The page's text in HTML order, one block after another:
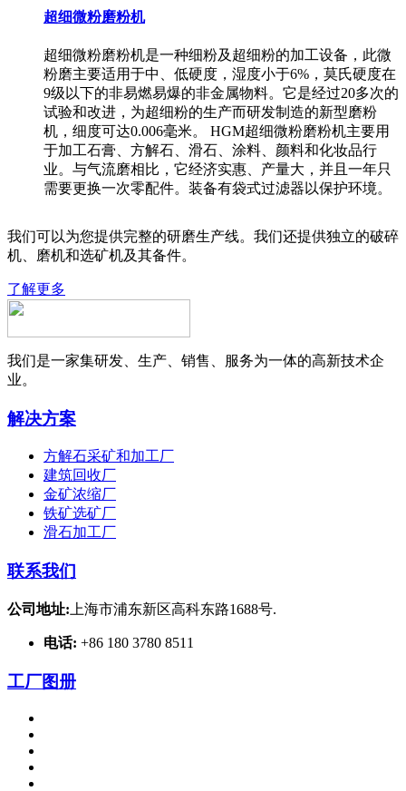
超细微粉磨粉机
超细微粉磨粉机是一种细粉及超细粉的加工设备，此微
粉磨主要适用于中、低硬度，湿度小于6%，莫氏硬度在
9级以下的非易燃易爆的非金属物料。它是经过20多次的
试验和改进，为超细粉的生产而研发制造的新型磨粉
机，细度可达0.006毫米。 HGM超细微粉磨粉机主要用
于加工石膏、方解石、滑石、涂料、颜料和化妆品行
业。与气流磨相比，它经济实惠、产量大，并且一年只
需要更换一次零配件。装备有袋式过滤器以保护环境。
我们可以为您提供完整的研磨生产线。我们还提供独立的破碎
机、磨机和选矿机及其备件。
了解更多
我们是一家集研发、生产、销售、服务为一体的高新技术企
业。
解决方案
方解石采矿和加工厂
建筑回收厂
金矿浓缩厂
铁矿选矿厂
滑石加工厂
联系我们
公司地址: 上海市浦东新区高科东路1688号.
电话: +86 180 3780 8511
工厂图册